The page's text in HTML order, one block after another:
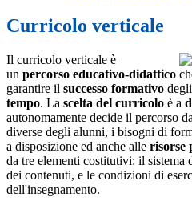
Curricolo verticale
Il curricolo verticale è
un percorso educativo-didattico
garantire il successo formativo degli
tempo. La scelta del curricolo è a
autonomamente decide il percorso
diverse degli alunni, i bisogni di
a disposizione ed anche alle risorse
da tre elementi costitutivi: il sistema
dei contenuti, e le condizioni di
dell'insegnamento.